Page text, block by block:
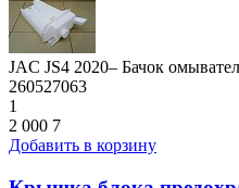
JAC JS4 2020– Бачок
260527063
1
2 000 7
Добавить в корзину